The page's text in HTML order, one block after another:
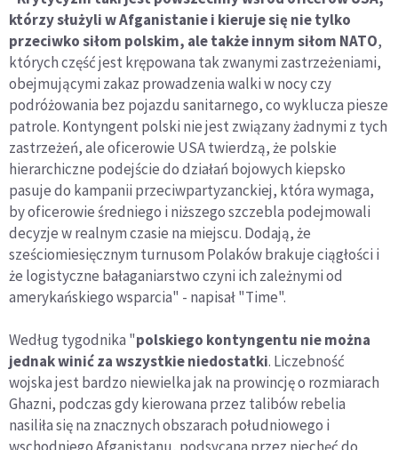
którzy służyli w Afganistanie i kieruje się nie tylko
przeciwko siłom polskim, ale także innym siłom NATO,
których część jest krępowana tak zwanymi zastrzeżeniami,
obejmującymi zakaz prowadzenia walki w nocy czy
podróżowania bez pojazdu sanitarnego, co wyklucza piesze
patrole. Kontyngent polski nie jest związany żadnymi z tych
zastrzeżeń, ale oficerowie USA twierdzą, że polskie
hierarchiczne podejście do działań bojowych kiepsko
pasuje do kampanii przeciwpartyzanckiej, która wymaga,
by oficerowie średniego i niższego szczebla podejmowali
decyzje w realnym czasie na miejscu. Dodają, że
sześciomiesięcznym turnusom Polaków brakuje ciągłości i
że logistyczne bałaganiarstwo czyni ich zależnymi od
amerykańskiego wsparcia" - napisał "Time".
Według tygodnika "polskiego kontyngentu nie można
jednak winić za wszystkie niedostatki. Liczebność
wojska jest bardzo niewielka jak na prowincję o rozmiarach
Ghazni, podczas gdy kierowana przez talibów rebelia
nasiliła się na znacznych obszarach południowego i